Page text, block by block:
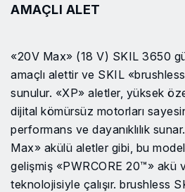
AMAÇLI ALET
«20V Max» (18 V) SKIL 3650
amaçlı alettir ve SKIL
sunulur. «XP» aletler, yüksek
dijital kömürsüz motorları
performans ve dayanıklılık
Max» akülü aletler gibi, bu
gelişmiş «PWRCORE 20™» akü
teknolojisiyle çalışır. brushless